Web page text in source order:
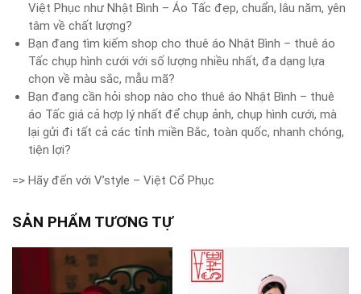
Việt Phục như Nhật Bình – Áo Tấc đẹp, chuẩn, lâu năm, yên
tâm về chất lượng?
Bạn đang tìm kiếm shop cho thuê áo Nhật Bình – thuê áo
Tấc chụp hình cưới với số lượng nhiều nhất, đa dạng lựa
chọn về màu sắc, mẫu mã?
Bạn đang cần hỏi shop nào cho thuê áo Nhật Bình – thuê
áo Tấc giá cả hợp lý nhất để chụp ảnh, chụp hình cưới, mà
lại gửi đi tất cả các tỉnh miền Bắc, toàn quốc, nhanh chóng,
tiện lợi?
=> Hãy đến với V’style – Việt Cổ Phục
SẢN PHẨM TƯƠNG TỰ